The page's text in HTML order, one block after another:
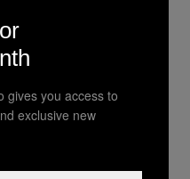
og
i deres
gives you access to
exclusive new